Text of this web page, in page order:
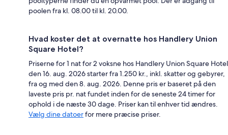
poolen fra kl. 08.00 til kl. 20.00.
Hvad koster det at overnatte hos Handlery Union
Square Hotel?
Priserne for 1 nat for 2 voksne hos Handlery Union Square Hotel
den 16. aug. 2026 starter fra 1.250 kr., inkl. skatter og gebyrer,
fra og med den 8. aug. 2026. Denne pris er baseret på den
laveste pris pr. nat fundet inden for de seneste 24 timer for
ophold i de næste 30 dage. Priser kan til enhver tid ændres.
Vælg dine datoerfor mere præcise priser.